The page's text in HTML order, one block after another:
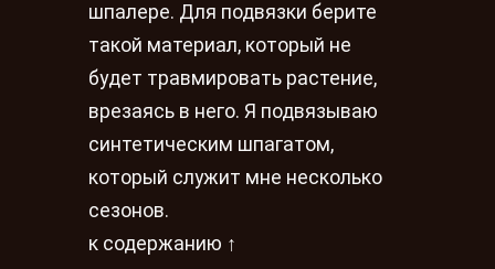
шпалере. Для подвязки берите
такой материал, который не
будет травмировать растение,
врезаясь в него. Я подвязываю
синтетическим шпагатом,
который служит мне несколько
сезонов.
к содержанию ↑